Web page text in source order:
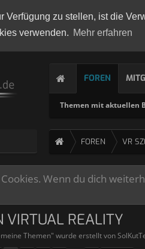
Verfügung zu stellen, ist die
verwenden. Mehr erfahren
FOREN
Themen mit aktuellen
FOREN VR
Wenn du dich
VIRTUAL REALITY
Themen" wurde erstellt von